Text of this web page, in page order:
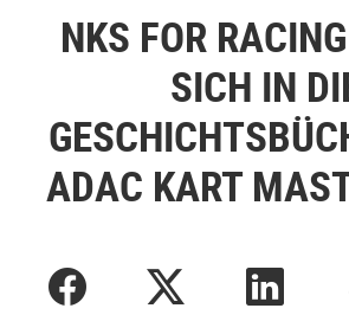
NKS FOR
SICH IN
ADAC KART